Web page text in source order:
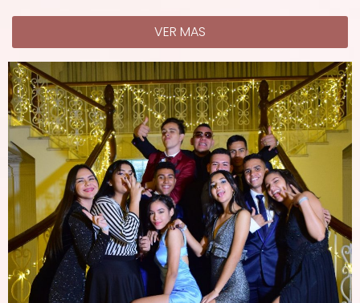
VER MAS